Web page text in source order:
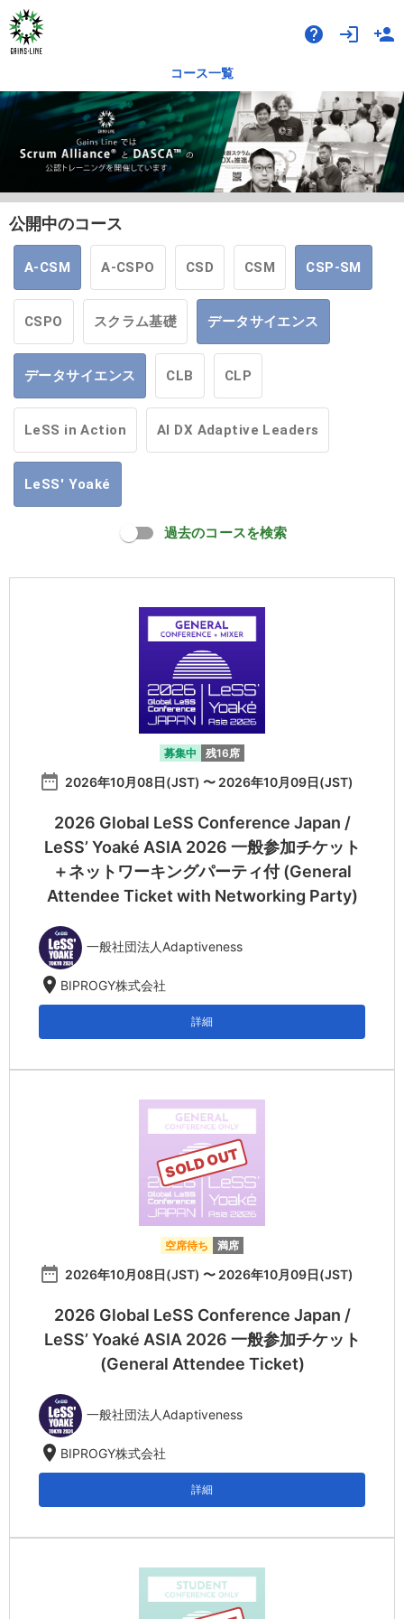
help login person_add
コース一覧
公開中のコース
A-CSM A-CSPO CSD CSM CSP-SM
CSPO スクラム基礎 データサイエンス
データサイエンス CLB CLP
LeSS in Action AI DX Adaptive Leaders
LeSS' Yoaké
過去のコースを検索
募集中 残16席
date_range 2026年10月08日(JST) 〜 2026年10月09日(JST)
2026 Global LeSS Conference Japan /
LeSS’ Yoaké ASIA 2026 一般参加チケット
＋ネットワーキングパーティ付 (General
Attendee Ticket with Networking Party)
一般社団法人Adaptiveness
location_on BIPROGY株式会社
詳細
SOLD OUT
空席待ち 満席
date_range 2026年10月08日(JST) 〜 2026年10月09日(JST)
2026 Global LeSS Conference Japan /
LeSS’ Yoaké ASIA 2026 一般参加チケット
(General Attendee Ticket)
一般社団法人Adaptiveness
location_on BIPROGY株式会社
詳細